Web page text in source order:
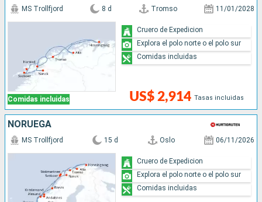
Comidas incluidas
MS Trollfjord 8 d Tromso 11/01/2028
US$ 2,914 Tasas incluidas
Cruero de Expedicion
Explora el polo norte o el polo sur
Comidas incluidas
NORUEGA
MS Trollfjord 15 d Oslo 06/11/2026
Cruero de Expedicion
Explora el polo norte o el polo sur
Comidas incluidas